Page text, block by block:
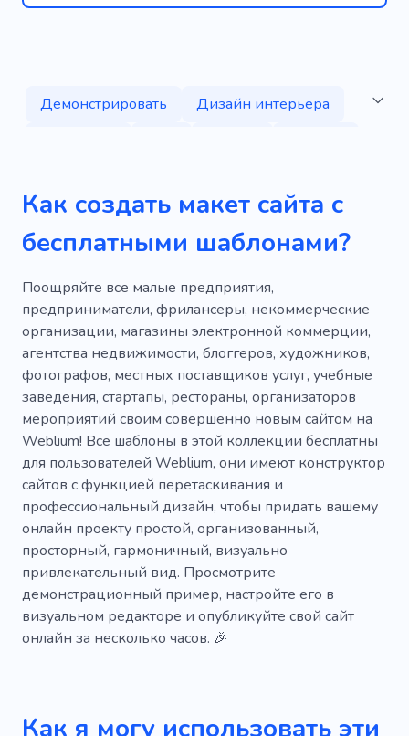
Демонстрировать
Дизайн интерьера
Образование
Как создать макет сайта с
бесплатными шаблонами?
Поощряйте все малые предприятия,
предприниматели, фрилансеры, некоммерческие
организации, магазины электронной коммерции,
агентства недвижимости, блоггеров, художников,
фотографов, местных поставщиков услуг, учебные
заведения, стартапы, рестораны, организаторов
мероприятий своим совершенно новым сайтом на
Weblium! Все шаблоны в этой коллекции бесплатны
для пользователей Weblium, они имеют конструктор
сайтов с функцией перетаскивания и
профессиональный дизайн, чтобы придать вашему
онлайн проекту простой, организованный,
просторный, гармоничный, визуально
привлекательный вид. Просмотрите
демонстрационный пример, настройте его в
визуальном редакторе и опубликуйте свой сайт
онлайн за несколько часов. 🎉
Как я могу использовать эти